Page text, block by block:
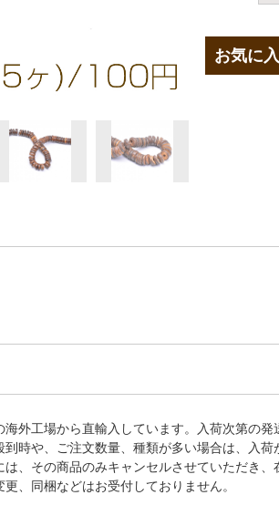
お気に
外工場から直輸入しています。入荷次第の発
時や、ご注文数量、種類が多い場合は、入荷
、その商品のみキャンセルさせていただき、
、同梱などはお受付しておりません。